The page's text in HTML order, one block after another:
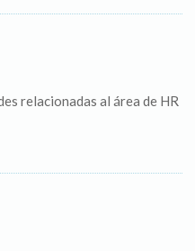
relacionadas al área de HR